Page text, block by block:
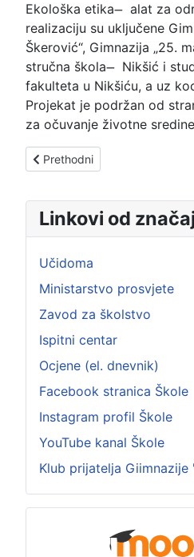
Ekološka etika ̶ alat za
realizaciju su uključene
Škerović“, Gimnazija „25.
stručna škola ̶ Nikšić i
fakulteta u Nikšiću, a uz
Projekat je podržan od
za očuvanje životne
Prethodni članak:
Prethodni
Linkovi od
Učidoma
Ministarstvo prosvjete
Zavod za školstvo
Ispitni centar
Ocjene (el. dnevnik)
Facebook stranica Škole
Instagram profil Škole
YouTube kanal Škole
Klub prijatelja